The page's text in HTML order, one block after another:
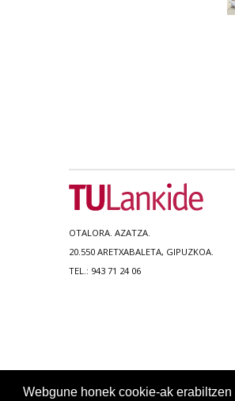
Webgune honek cookie-ak
OTALORA. AZATZA.
20.550 ARETXABALETA, GIPUZKOA.
TEL.: 943 71 24 06